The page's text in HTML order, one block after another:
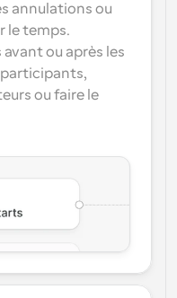
chose se passe
annulations ou
le temps.
ou après les
participants,
ou faire le